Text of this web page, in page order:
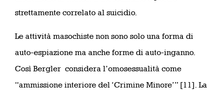
strettamente correlato al suicidio.
Le attività masochiste non sono solo una forma di
auto-espiazione ma anche forme di auto-inganno.
Così Bergler considera l’omosessualità come
“ammissione interiore del ‘Crimine Minore’” [11]. La